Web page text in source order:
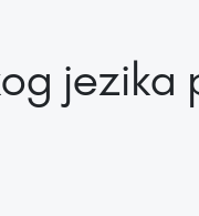
jezika